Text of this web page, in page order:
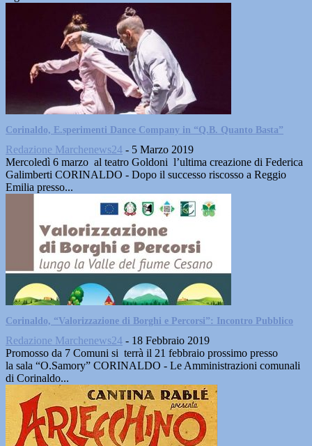
Corinaldo, E.sperimenti Dance Company in “Q.B. Quanto Basta”
Redazione Marchenews24 - 5 Marzo 2019
Mercoledì 6 marzo al teatro Goldoni l’ultima creazione di Federica
Galimberti CORINALDO - Dopo il successo riscosso a Reggio
Emilia presso...
Corinaldo, “Valorizzazione di Borghi e Percorsi”: Incontro Pubblico
Redazione Marchenews24 - 18 Febbraio 2019
Promosso da 7 Comuni si terrà il 21 febbraio prossimo presso
la sala “O.Samory” CORINALDO - Le Amministrazioni comunali
di Corinaldo...